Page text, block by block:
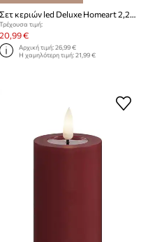
Τρέχουσα τιμή:
20,99 €
Αρχική τιμή:26,99 €
Η χαμηλότερη τιμή:21,99 €